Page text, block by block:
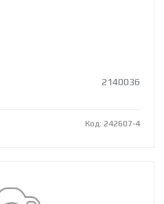
2140036
Код: 242607-4